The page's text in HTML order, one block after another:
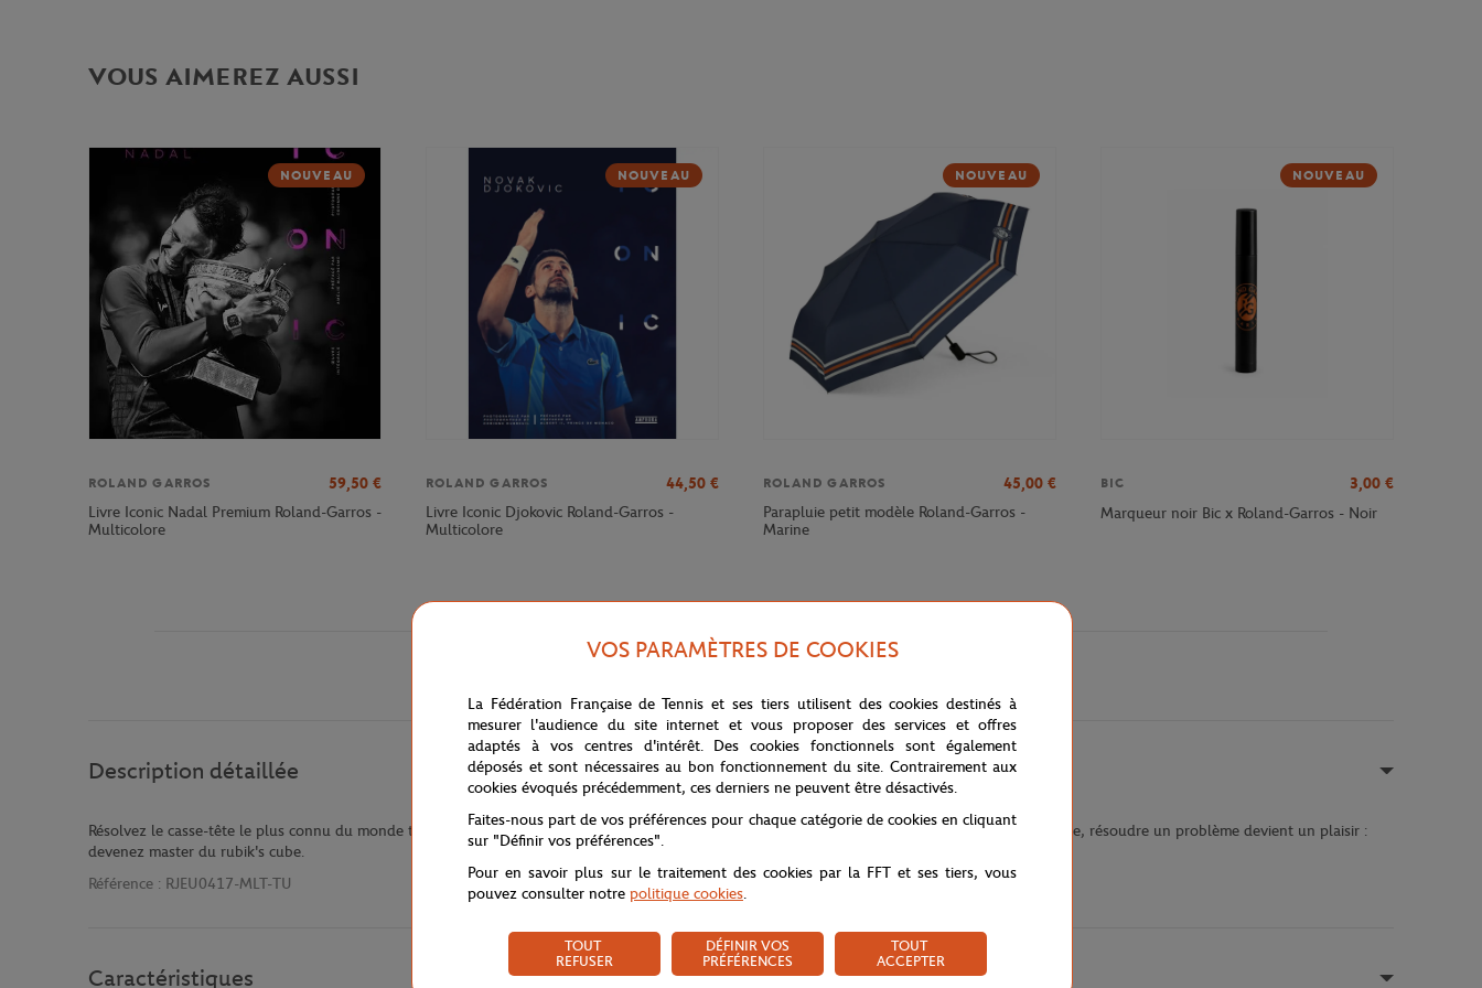
VOUS AIMEREZ AUSSI
NOUVEAU
ROLAND GARROS 59,50 €
Livre Iconic Nadal Premium Roland-Garros -
Multicolore
NOUVEAU
ROLAND GARROS 44,50 €
Livre Iconic Djokovic Roland-Garros -
Multicolore
NOUVEAU
ROLAND GARROS 45,00 €
Parapluie petit modèle Roland-Garros -
Marine
NOUVEAU
BIC 3,00 €
Marqueur noir Bic x Roland-Garros - Noir
Description détaillée
Résolvez le casse-tête le plus connu du monde tout en vous remémorant vos plus beaux souvenirs vécus durant le tournoi. Grçce à ce rubik's cube, résoudre un problème devient un plaisir :
devenez master du rubik's cube.
Référence : RJEU0417-MLT-TU
Caractéristiques
VOS PARAMÈTRES DE COOKIES
La Fédération Française de Tennis et ses tiers utilisent des cookies destinés à
mesurer l'audience du site internet et vous proposer des services et offres
adaptés à vos centres d'intérêt. Des cookies fonctionnels sont également
déposés et sont nécessaires au bon fonctionnement du site. Contrairement aux
cookies évoqués précédemment, ces derniers ne peuvent être désactivés.
Faites-nous part de vos préférences pour chaque catégorie de cookies en cliquant
sur "Définir vos préférences".
Pour en savoir plus sur le traitement des cookies par la FFT et ses tiers, vous
pouvez consulter notre politique cookies.
TOUT
REFUSER
DÉFINIR VOS
PRÉFÉRENCES
TOUT
ACCEPTER